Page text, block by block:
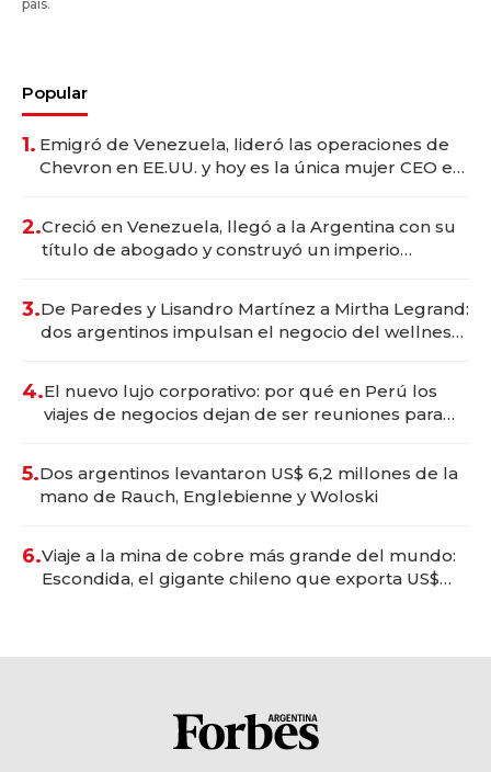
país.
Popular
1. Emigró de Venezuela, lideró las operaciones de
Chevron en EE.UU. y hoy es la única mujer CEO en
2.Creció en Venezuela, llegó a la Argentina con su
título de abogado y construyó un imperio
3.De Paredes y Lisandro Martínez a Mirtha Legrand:
dos argentinos impulsan el negocio del wellness
4.El nuevo lujo corporativo: por qué en Perú los
viajes de negocios dejan de ser reuniones para
5.Dos argentinos levantaron US$ 6,2 millones de la
mano de Rauch, Englebienne y Woloski
6.Viaje a la mina de cobre más grande del mundo:
Escondida, el gigante chileno que exporta US$